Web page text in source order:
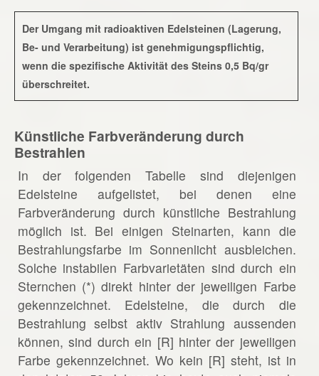
Der Umgang mit radioaktiven Edelsteinen (Lagerung,
Be- und Verarbeitung) ist genehmigungspflichtig,
wenn die spezifische Aktivität des Steins 0,5 Bq/gr
überschreitet.
Künstliche Farbveränderung durch
Bestrahlen
In der folgenden Tabelle sind diejenigen
Edelsteine aufgelistet, bei denen eine
Farbveränderung durch künstliche Bestrahlung
möglich ist. Bei einigen Steinarten, kann die
Bestrahlungsfarbe im Sonnenlicht ausbleichen.
Solche instabilen Farbvarietäten sind durch ein
Sternchen (*) direkt hinter der jeweiligen Farbe
gekennzeichnet. Edelsteine, die durch die
Bestrahlung selbst aktiv Strahlung aussenden
können, sind durch ein [R] hinter der jeweiligen
Farbe gekennzeichnet. Wo kein [R] steht, ist in